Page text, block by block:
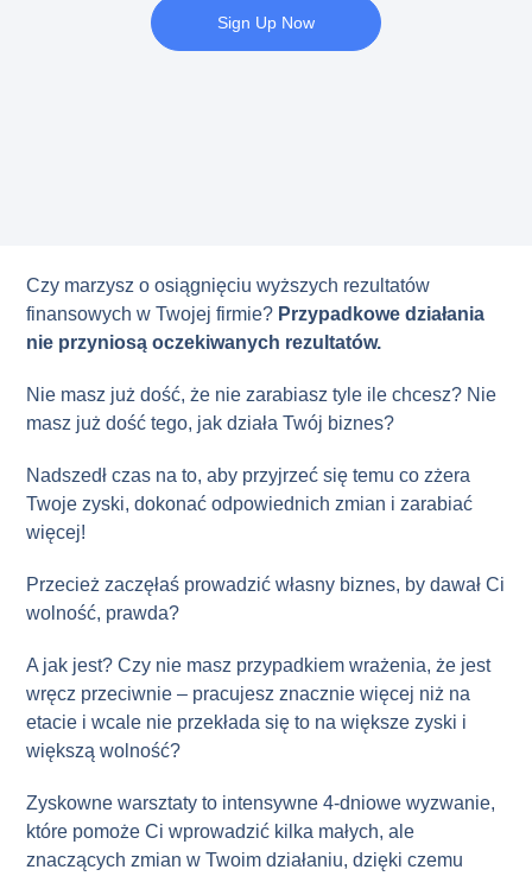
Sign Up Now
Czy marzysz o osiągnięciu wyższych rezultatów
finansowych w Twojej firmie? Przypadkowe działania
nie przyniosą oczekiwanych rezultatów.
Nie masz już dość, że nie zarabiasz tyle ile chcesz? Nie
masz już dość tego, jak działa Twój biznes?
Nadszedł czas na to, aby przyjrzeć się temu co zżera
Twoje zyski, dokonać odpowiednich zmian i zarabiać
więcej!
Przecież zaczęłaś prowadzić własny biznes, by dawał Ci
wolność, prawda?
A jak jest? Czy nie masz przypadkiem wrażenia, że jest
wręcz przeciwnie – pracujesz znacznie więcej niż na
etacie i wcale nie przekłada się to na większe zyski i
większą wolność?
Zyskowne warsztaty to intensywne 4-dniowe wyzwanie,
które pomoże Ci wprowadzić kilka małych, ale
znaczących zmian w Twoim działaniu, dzięki czemu